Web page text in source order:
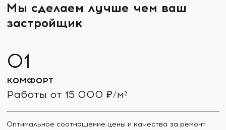
Мы сделаем лучше чем ваш
застройщик
КОМФОРТ
Работы от 15 000 ₽/м²
Оптимальное соотношение цены и качества за ремонт